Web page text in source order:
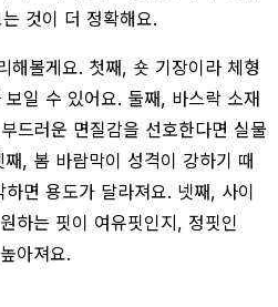
는 것이 더 정확해요.
해볼게요. 첫째, 숏 기장이라 체형
일 수 있어요. 둘째, 바스락 소재
드러운 면질감을 선호한다면 실물
, 봄 바람막이 성격이 강하기 때
면 용도가 달라져요. 넷째, 사이
하는 핏이 여유핏인지, 정핏인
아져요.